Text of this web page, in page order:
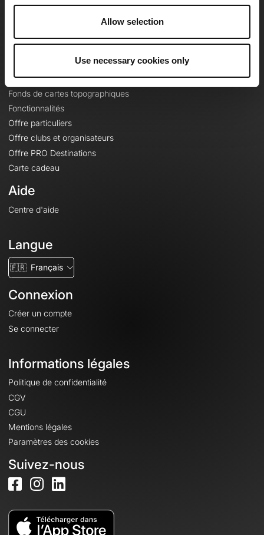
Allow selection
Use necessary cookies only
Carrières
Contact
Offres
Fonds de cartes topographiques
Fonctionnalités
Offre particuliers
Offre clubs et organisateurs
Offre PRO Destinations
Carte cadeau
Aide
Centre d'aide
Langue
🇫🇷 Français
Connexion
Créer un compte
Se connecter
Informations légales
Politique de confidentialité
CGV
CGU
Mentions légales
Paramètres des cookies
Suivez-nous